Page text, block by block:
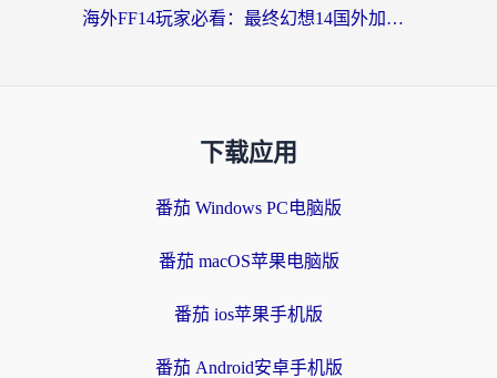
海外FF14玩家必看：最终幻想14国外加速器下载安装全攻略+卡顿解决秘籍
下载应用
番茄 Windows PC电脑版
番茄 macOS苹果电脑版
番茄 ios苹果手机版
番茄 Android安卓手机版